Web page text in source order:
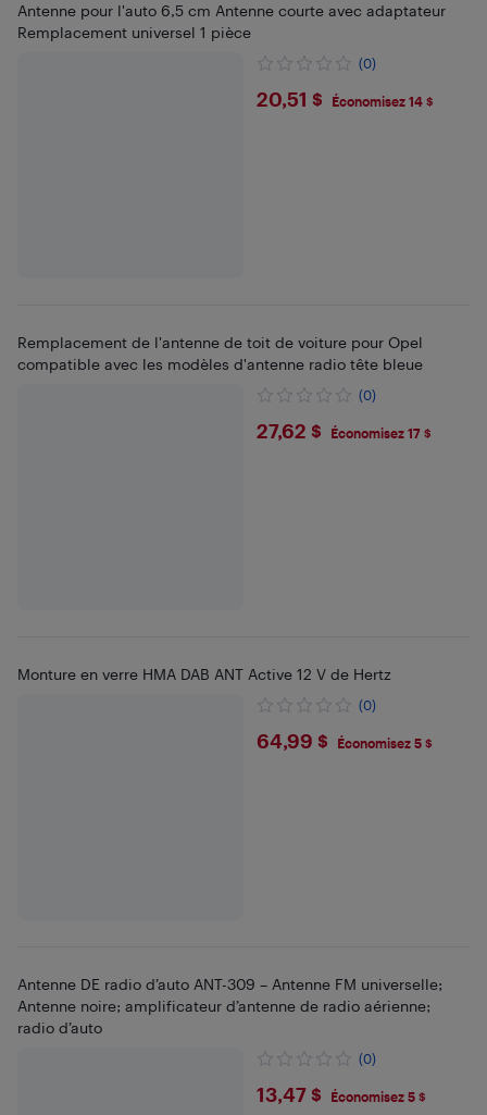
Antenne pour l'auto 6,5 cm Antenne courte avec adaptateur
Remplacement universel 1 pièce
(0)
$20.51
20,51 $ Économisez 14 $
Remplacement de l'antenne de toit de voiture pour Opel
compatible avec les modèles d'antenne radio tête bleue
(0)
$27.62
27,62 $ Économisez 17 $
Monture en verre HMA DAB ANT Active 12 V de Hertz
(0)
$64.99
64,99 $ Économisez 5 $
Antenne DE radio d’auto ANT-309 – Antenne FM universelle;
Antenne noire; amplificateur d’antenne de radio aérienne;
radio d’auto
(0)
$13.47
13,47 $ Économisez 5 $